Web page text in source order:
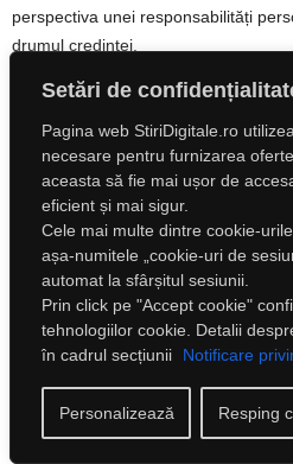
Setări de
Pagina web StiriDigitale.ro
necesare pentru furnizarea
aceasta să fie mai ușor de
eficient și mai sigur.
Cele mai multe dintre cookie-
așa-numitele „cookie-uri de
automat la sfârșitul sesiunii.
Prin click pe "Accept cookie"
tehnologiilor cookie. Detalii
în cadrul secțiunii
Notificare
Personalizează Resping
perspectiva unei responsabilități
drumul credinței.
În lumina acestei chemări, viața
continuu, în care fiecare clipă poate
fiecare om, acolo unde se află,
lui Dumnezeu.
– 30.05.2026: Pr. stareț Zenovie de
Duhului în grădina sufletului” –
”stiridigitale.ro”
– 18.05.2026: ÎPS Pr. Iacov de
de obștea Mănăstirii Nechit –
– 17.05.2026: Pr. stareț Zenovie de
înlocuit rugul aprins al prezenței lui